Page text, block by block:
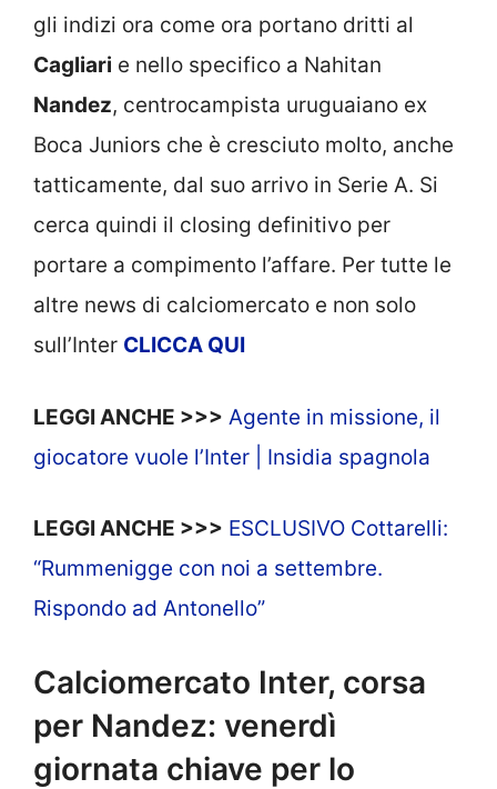
gli indizi ora come ora portano dritti al
Cagliari e nello specifico a Nahitan
Nandez, centrocampista uruguaiano ex
Boca Juniors che è cresciuto molto, anche
tatticamente, dal suo arrivo in Serie A. Si
cerca quindi il closing definitivo per
portare a compimento l’affare. Per tutte le
altre news di calciomercato e non solo
sull’Inter CLICCA QUI
LEGGI ANCHE >>> Agente in missione, il
giocatore vuole l’Inter | Insidia spagnola
LEGGI ANCHE >>> ESCLUSIVO Cottarelli:
“Rummenigge con noi a settembre.
Rispondo ad Antonello”
Calciomercato Inter, corsa
per Nandez: venerdì
giornata chiave per lo